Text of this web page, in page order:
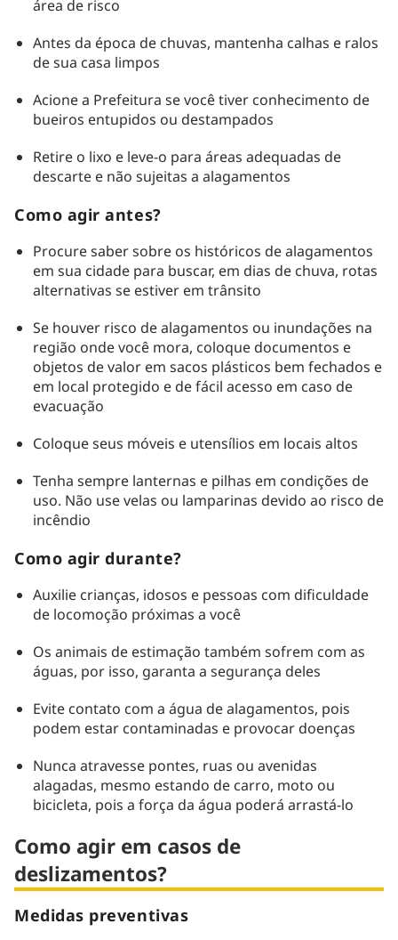
área de risco
Antes da época de chuvas, mantenha calhas e ralos
de sua casa limpos
Acione a Prefeitura se você tiver conhecimento de
bueiros entupidos ou destampados
Retire o lixo e leve-o para áreas adequadas de
descarte e não sujeitas a alagamentos
Como agir antes?
Procure saber sobre os históricos de alagamentos
em sua cidade para buscar, em dias de chuva, rotas
alternativas se estiver em trânsito
Se houver risco de alagamentos ou inundações na
região onde você mora, coloque documentos e
objetos de valor em sacos plásticos bem fechados e
em local protegido e de fácil acesso em caso de
evacuação
Coloque seus móveis e utensílios em locais altos
Tenha sempre lanternas e pilhas em condições de
uso. Não use velas ou lamparinas devido ao risco de
incêndio
Como agir durante?
Auxilie crianças, idosos e pessoas com dificuldade
de locomoção próximas a você
Os animais de estimação também sofrem com as
águas, por isso, garanta a segurança deles
Evite contato com a água de alagamentos, pois
podem estar contaminadas e provocar doenças
Nunca atravesse pontes, ruas ou avenidas
alagadas, mesmo estando de carro, moto ou
bicicleta, pois a força da água poderá arrastá-lo
Como agir em casos de
deslizamentos?
Medidas preventivas